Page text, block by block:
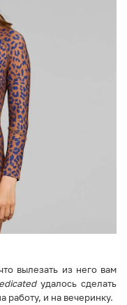
вылезать из него вам
удалось сделать
работу, и на вечеринку.